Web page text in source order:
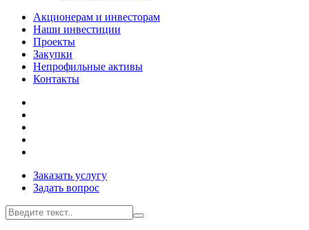
Акционерам и инвесторам
Наши инвестиции
Проекты
Закупки
Непрофильные активы
Контакты
Заказать услугу
Задать вопрос